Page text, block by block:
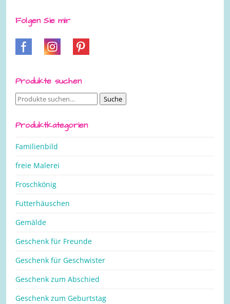
Folgen Sie mir
Produkte suchen
Suche
Suche
Produktkategorien
Familienbild
freie Malerei
Froschkönig
Futterhäuschen
Gemälde
Geschenk für Freunde
Geschenk für Geschwister
Geschenk zum Abschied
Geschenk zum Geburtstag